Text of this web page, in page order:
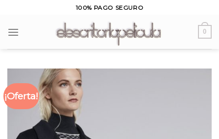
content
100% PAGO SEGURO
0
¡Oferta!